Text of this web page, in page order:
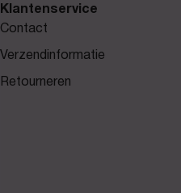
Klantenservice
Contact
Verzendinformatie
Retourneren